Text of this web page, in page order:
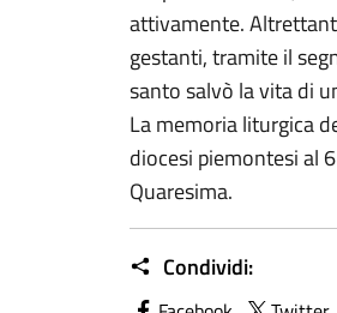
attivamente.
gestanti, tramite il
santo salvò la vita di
La memoria liturgica
diocesi piemontesi al
Quaresima.
Condividi: